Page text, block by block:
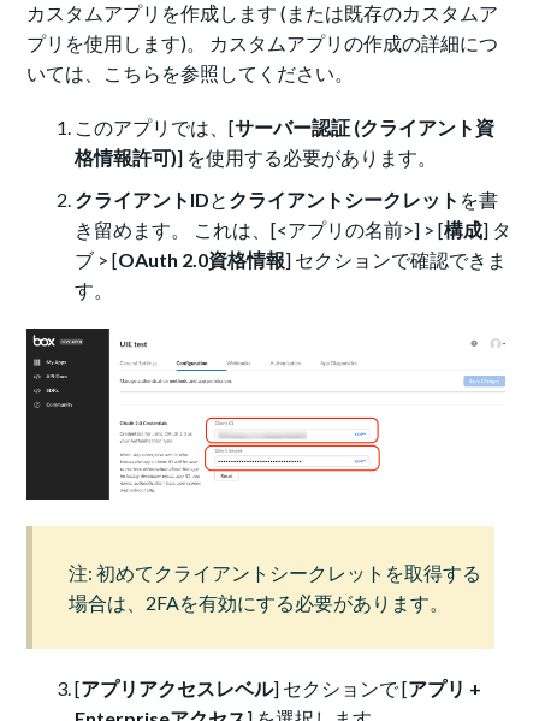
カスタムアプリ を作成します (または既存のカスタムア
プリを使用します)。 カスタムアプリの作成の詳細につ
いては、 こちら を参照してください。
このアプリでは、[サーバー認証 (クライアント資
格情報許可)] を使用する必要があります。
クライアントIDと クライアントシークレット を書
き留めます。 これは、[<アプリの名前>] > [構成] タ
ブ > [OAuth 2.0資格情報] セクションで確認できま
す。
注: 初めてクライアントシークレットを取得する
場合は、2FAを有効にする必要があります。
[アプリアクセスレベル] セクションで [アプリ +